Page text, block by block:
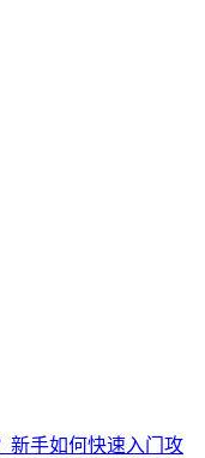
新手如何快速入门攻